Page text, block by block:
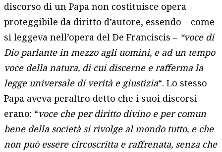
discorso di un Papa non costituisce opera
proteggibile da diritto d’autore, essendo – come
si leggeva nell’opera del De Franciscis – “voce di
Dio parlante in mezzo agli uomini, e ad un tempo
voce della natura, di cui discerne e rafferma la
legge universale di verità e giustizia“. Lo stesso
Papa aveva peraltro detto che i suoi discorsi
erano: “voce che per diritto divino e per comun
bene della società si rivolge al mondo tutto, e che
non può essere circoscritta e raffrenata, senza che